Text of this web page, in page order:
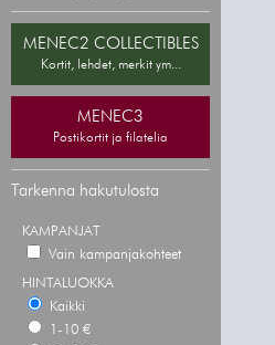
MENEC2 COLLECTIBLES
Kortit, lehdet, merkit ym...
MENEC3
Postikortit ja filatelia
Tarkenna hakutulosta
KAMPANJAT
Vain kampanjakohteet
HINTALUOKKA
Kaikki
1-10 €